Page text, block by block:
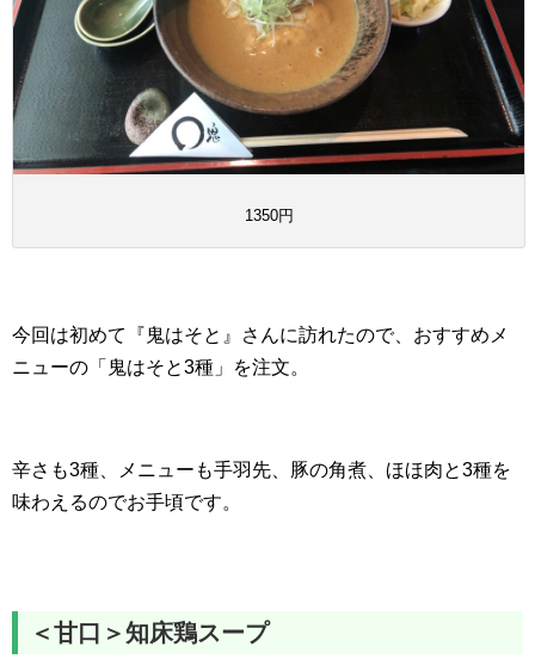
1350円
今回は初めて『鬼はそと』さんに訪れたので、おすすめメ
ニューの「鬼はそと3種」を注文。
辛さも3種、メニューも手羽先、豚の角煮、ほほ肉と3種を
味わえるのでお手頃です。
＜甘口＞知床鶏スープ